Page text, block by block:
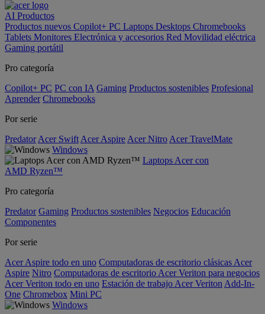
AI Productos
Productos nuevos Copilot+ PC Laptops Desktops Chromebooks
Tablets Monitores Electrónica y accesorios Red Movilidad eléctrica
Gaming portátil
Pro categoría
Copilot+ PC PC con IA Gaming Productos sostenibles Profesional
Aprender Chromebooks
Por serie
Predator Acer Swift Acer Aspire Acer Nitro Acer TravelMate
Windows
Laptops Acer con
AMD Ryzen™
Pro categoría
Predator Gaming Productos sostenibles Negocios Educación
Componentes
Por serie
Acer Aspire todo en uno Computadoras de escritorio clásicas Acer
Aspire Nitro Computadoras de escritorio Acer Veriton para negocios
Acer Veriton todo en uno Estación de trabajo Acer Veriton Add-In-
One Chromebox Mini PC
Windows